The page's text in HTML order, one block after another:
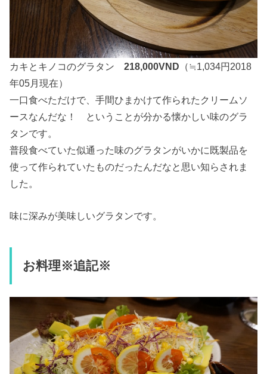
カキとキノコのグラタン218,000VND （≒1,034円2018
年05月現在）
一口食べただけで、手間ひまかけて作られたクリームソ
ースなんだな！ ということが分かる懐かしい味のグラ
タンです。
普段食べていた似通った味のグラタンがいかに既製品を
使って作られていたものだったんだなと思い知らされま
した。
味に深みが美味しいグラタンです。
お料理※追記※